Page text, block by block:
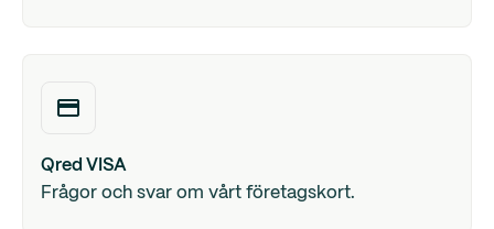
Qred VISA
Frågor och svar om vårt företagskort.